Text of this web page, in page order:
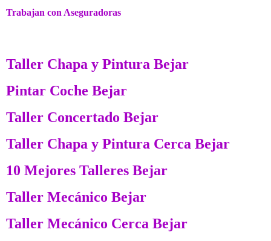
Trabajan con Aseguradoras
Taller Chapa y Pintura Bejar
Pintar Coche Bejar
Taller Concertado Bejar
Taller Chapa y Pintura Cerca Bejar
10 Mejores Talleres Bejar
Taller Mecánico Bejar
Taller Mecánico Cerca Bejar